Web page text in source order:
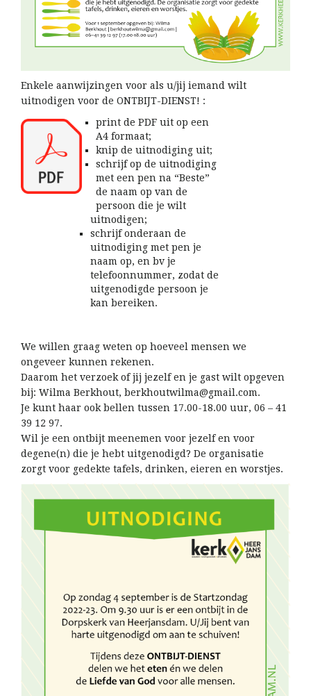
Enkele aanwijzingen voor als u/jij iemand wilt
uitnodigen voor de ONTBIJT-DIENST! :
print de PDF uit op een
A4 formaat;
knip de uitnodiging uit;
schrijf op de uitnodiging
met een pen na “Beste”
de naam op van de
persoon die je wilt
uitnodigen;
schrijf onderaan de
uitnodiging met pen je
naam op, en bv je
telefoonnummer, zodat de
uitgenodigde persoon je
kan bereiken.
We willen graag weten op hoeveel mensen we
ongeveer kunnen rekenen.
Daarom het verzoek of jij jezelf en je gast wilt opgeven
bij: Wilma Berkhout, berkhoutwilma@gmail.com.
Je kunt haar ook bellen tussen 17.00-18.00 uur, 06 – 41
39 12 97.
Wil je een ontbijt meenemen voor jezelf en voor
degene(n) die je hebt uitgenodigd? De organisatie
zorgt voor gedekte tafels, drinken, eieren en worstjes.